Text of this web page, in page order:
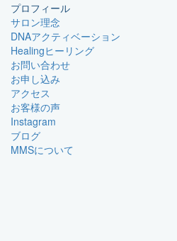
プロフィール
サロン理念
DNAアクティベーション
Healingヒーリング
お問い合わせ
お申し込み
アクセス
お客様の声
Instagram
ブログ
MMSについて